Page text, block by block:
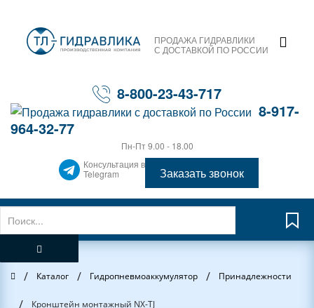
ПРОДАЖА ГИДРАВЛИКИ
С ДОСТАВКОЙ ПО РОССИИ
8-800-23-43-717
8-917-
964-32-77
Пн-Пт 9.00 - 18.00
Консультация в
Telegram
Заказать звонок
Главная
/ Каталог / Гидропневмоаккумулятор / Принадлежности
/ Кронштейн монтажный NX-TJ